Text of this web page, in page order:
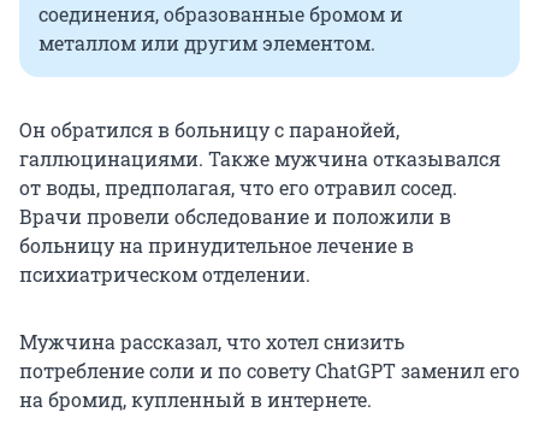
соединения, образованные бромом и
металлом или другим элементом.
Он обратился в больницу с паранойей,
галлюцинациями. Также мужчина отказывался
от воды, предполагая, что его отравил сосед.
Врачи провели обследование и положили в
больницу на принудительное лечение в
психиатрическом отделении.
Мужчина рассказал, что хотел снизить
потребление соли и по совету ChatGPT заменил его
на бромид, купленный в интернете.